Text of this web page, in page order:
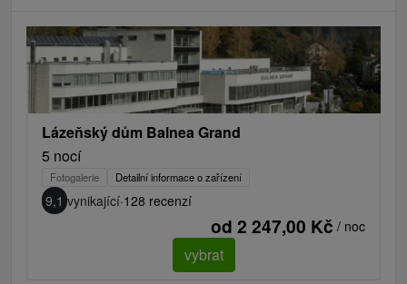
Lázeňský dům Balnea Grand
5 nocí
Fotogalerie Detailní informace o zařízení
9,1 vynikající·128 recenzí
od 2 247,00 Kč / noc
vybrat